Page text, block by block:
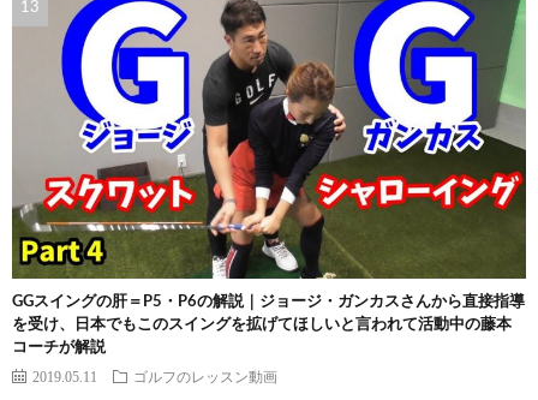
GGスイングの肝＝P5・P6の解説｜ジョージ・ガンカスさんから直接指導
を受け、日本でもこのスイングを拡げてほしいと言われて活動中の藤本
コーチが解説
2019.05.11 ゴルフのレッスン動画